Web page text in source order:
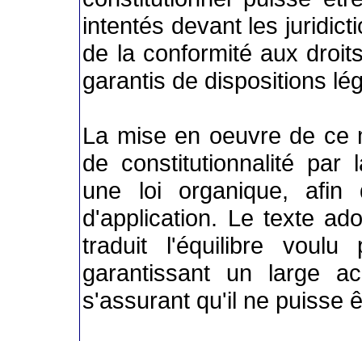
intentés devant les
de la conformité aux
garantis de dispositions
La mise en oeuvre de ce
de constitutionnalité par
une loi organique, afin
d'application. Le texte
traduit l'équilibre
garantissant un large
s'assurant qu'il ne puisse